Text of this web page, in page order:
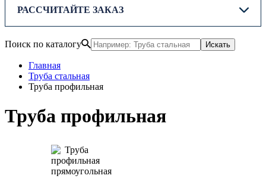
РАССЧИТАЙТЕ ЗАКАЗ
Поиск по каталогу Искать
Главная
Труба стальная
Труба профильная
Труба профильная